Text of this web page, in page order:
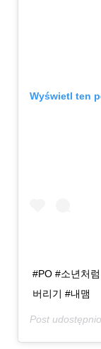
Wyświetl ten
#PO #소년처
버리기 #내맴
Post